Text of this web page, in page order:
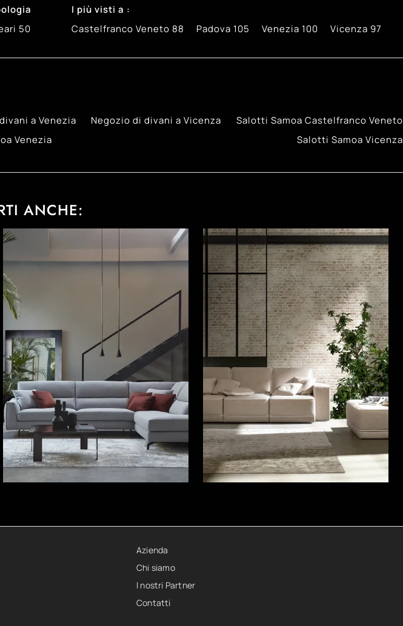
50
I più visti a :
Castelfranco Veneto 88 Padova 105 Venezia 100 Vicenza 97
a Venezia Negozio di divani a Vicenza
Salotti Samoa Castelfranco Veneto
Venezia Salotti Samoa Vicenza
ANCHE:
Azienda
Chi siamo
I nostri Partner
Contatti